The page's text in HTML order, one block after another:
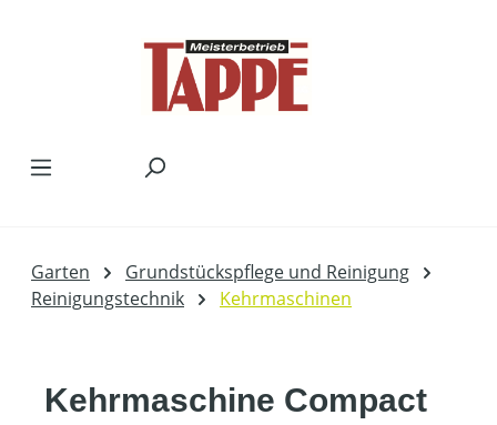
Garten
Grundstückspflege und Reinigung
Reinigungstechnik
Kehrmaschinen
Kehrmaschine Compact